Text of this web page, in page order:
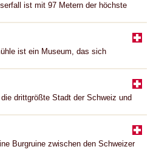
ist mit 97 Metern der höchste
ist ein Museum, das sich
drittgrößte Stadt der Schweiz und
Burgruine zwischen den Schweizer